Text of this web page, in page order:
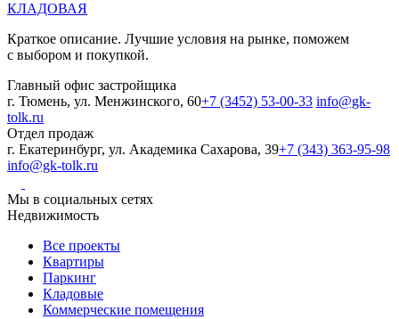
КЛАДОВАЯ
Краткое описание. Лучшие условия на рынке, поможем
с выбором и покупкой.
Главный офис застройщика
г. Тюмень, ул. Менжинского, 60+7 (3452) 53-00-33 info@gk-
tolk.ru
Отдел продаж
г. Екатеринбург, ул. Академика Сахарова, 39+7 (343) 363-95-98
info@gk-tolk.ru
Мы в социальных сетях
Недвижимость
Все проекты
Квартиры
Паркинг
Кладовые
Коммерческие помещения